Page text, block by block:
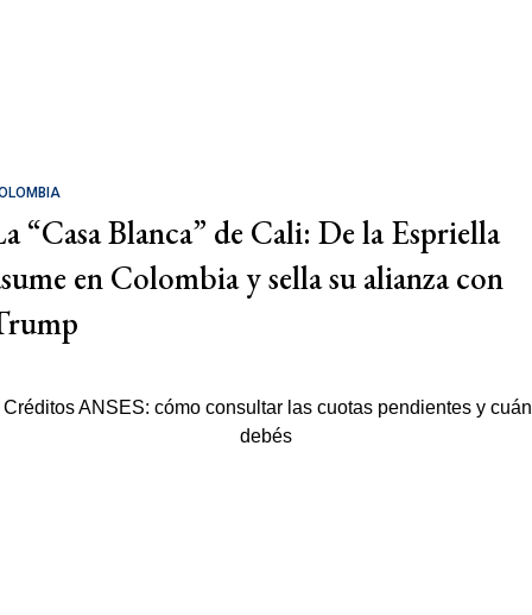
“Casa Blanca” de Cali: De la Espriella
en Colombia y sella su alianza con